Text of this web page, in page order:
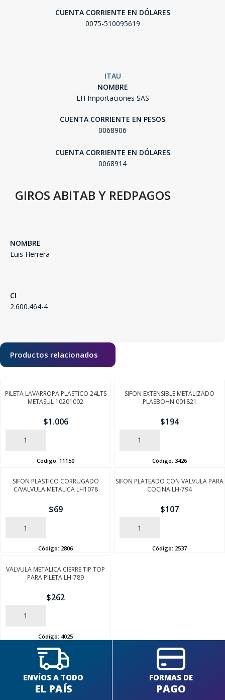
CUENTA CORRIENTE EN DÓLARES
0075-510095619
ITAU
NOMBRE
LH Importaciones SAS
CUENTA CORRIENTE EN PESOS
0068906
CUENTA CORRIENTE EN DÓLARES
0068914
GIROS ABITAB Y REDPAGOS
NOMBRE
Luis Herrera
CI
2.600.464-4
Productos relacionados
PILETA LAVARROPA PLASTICO 24LTS
METASUL 10201002
$1.006
AÑADIR
Código: 11150
SIFON EXTENSIBLE METALIZADO
PLASBOHN 001821
$194
AÑADIR
Código: 3426
SIFON PLASTICO CORRUGADO
C/VALVULA METALICA LH1078
$69
AÑADIR
Código: 2806
SIFON PLATEADO CON VALVULA PARA
COCINA LH-794
$107
AÑADIR
Código: 2537
VALVULA METALICA CIERRE TIP TOP
PARA PILETA LH-789
$262
AÑADIR
Código: 4025
ENVÍOS A TODO
EL PAÍS
FORMAS DE
PAGO